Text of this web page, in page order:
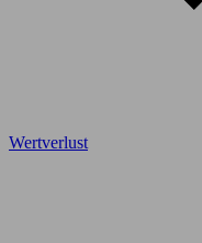
Wertverlust